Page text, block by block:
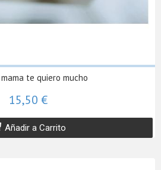
te quiero mucho
15,50 €
Añadir a Carrito